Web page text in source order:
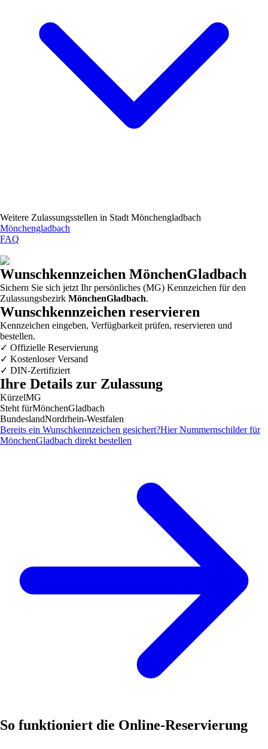
Weitere Zulassungsstellen in Stadt Mönchengladbach
Mönchengladbach
FAQ
Wunschkennzeichen MönchenGladbach
Sichern Sie sich jetzt Ihr persönliches (MG) Kennzeichen für den
Zulassungsbezirk MönchenGladbach.
Wunschkennzeichen reservieren
Kennzeichen eingeben, Verfügbarkeit prüfen, reservieren und
bestellen.
✓ Offizielle Reservierung
✓ Kostenloser Versand
✓ DIN-Zertifiziert
Ihre Details zur Zulassung
KürzelMG
Steht fürMönchenGladbach
BundeslandNordrhein-Westfalen
Bereits ein Wunschkennzeichen gesichert?Hier Nummernschilder für
MönchenGladbach direkt bestellen
So funktioniert die Online-Reservierung